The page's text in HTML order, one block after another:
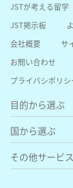
JSTが考える留学
JST掲示板
会社概要
サ
お問い合わせ
プライバシポリシ
目的から選ぶ
国から選ぶ
その他サービス